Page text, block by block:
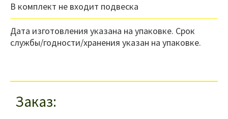
В комплект не входит подвеска
Дата изготовления указана на упаковке. Срок
службы/годности/хранения указан на упаковке.
Заказ